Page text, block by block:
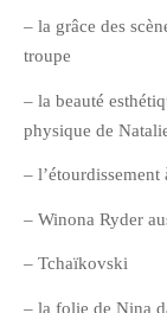
Q.E.M
Trouvailles
– la grâce des
troupe
– la beauté
physique de
– l’étourdissement
– Winona Ryder
– Tchaïkovski
– la folie de Nina